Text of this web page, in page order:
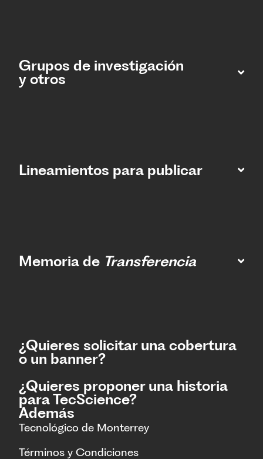
Grupos de investigación
y otros
Lineamientos para publicar
Memoria de Transferencia
¿Quieres solicitar una cobertura
o un banner?
¿Quieres proponer una historia
para TecScience?
Además
Tecnológico de Monterrey
Términos y Condiciones